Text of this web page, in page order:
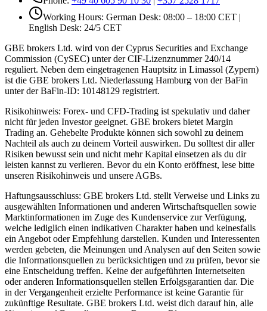
Working Hours: German Desk: 08:00 – 18:00 CET |
English Desk: 24/5 CET
GBE brokers Ltd. wird von der Cyprus Securities and Exchange
Commission (CySEC) unter der CIF-Lizenznummer 240/14
reguliert. Neben dem eingetragenen Hauptsitz in Limassol (Zypern)
ist die GBE brokers Ltd. Niederlassung Hamburg von der BaFin
unter der BaFin-ID: 10148129 registriert.
Risikohinweis: Forex- und CFD-Trading ist spekulativ und daher
nicht für jeden Investor geeignet. GBE brokers bietet Margin
Trading an. Gehebelte Produkte können sich sowohl zu deinem
Nachteil als auch zu deinem Vorteil auswirken. Du solltest dir aller
Risiken bewusst sein und nicht mehr Kapital einsetzen als du dir
leisten kannst zu verlieren. Bevor du ein Konto eröffnest, lese bitte
unseren Risikohinweis und unsere AGBs.
Haftungsausschluss: GBE brokers Ltd. stellt Verweise und Links zu
ausgewählten Informationen und anderen Wirtschaftsquellen sowie
Marktinformationen im Zuge des Kundenservice zur Verfügung,
welche lediglich einen indikativen Charakter haben und keinesfalls
ein Angebot oder Empfehlung darstellen. Kunden und Interessenten
werden gebeten, die Meinungen und Analysen auf den Seiten sowie
die Informationsquellen zu berücksichtigen und zu prüfen, bevor sie
eine Entscheidung treffen. Keine der aufgeführten Internetseiten
oder anderen Informationsquellen stellen Erfolgsgarantien dar. Die
in der Vergangenheit erzielte Performance ist keine Garantie für
zukünftige Resultate. GBE brokers Ltd. weist dich darauf hin, alle